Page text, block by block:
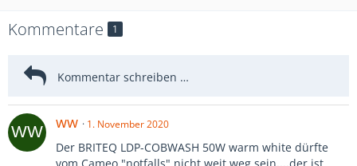
Kommentare 1
ww 1. November 2020
Der BRITEQ LDP-COBWASH 50W warm white dürfte